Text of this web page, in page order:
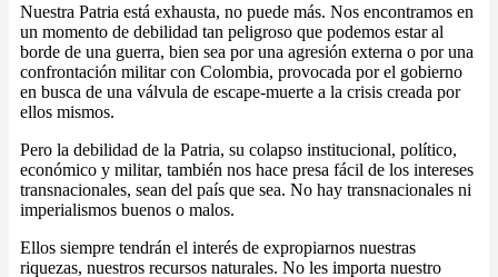
Nuestra Patria está exhausta, no puede más. Nos encontramos en
un momento de debilidad tan peligroso que podemos estar al
borde de una guerra, bien sea por una agresión externa o por una
confrontación militar con Colombia, provocada por el gobierno
en busca de una válvula de escape-muerte a la crisis creada por
ellos mismos.
Pero la debilidad de la Patria, su colapso institucional, político,
económico y militar, también nos hace presa fácil de los intereses
transnacionales, sean del país que sea. No hay transnacionales ni
imperialismos buenos o malos.
Ellos siempre tendrán el interés de expropiarnos nuestras
riquezas, nuestros recursos naturales. No les importa nuestro